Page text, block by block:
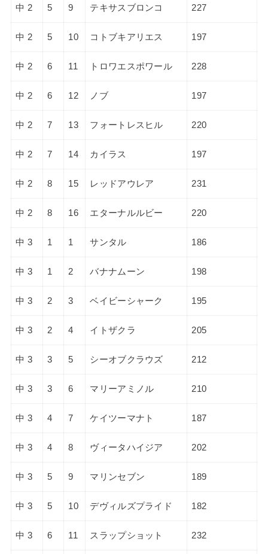
中 2 5 9 テキサスブロンコ 227
中 2 5 10 コトブキアリエス 197
中 2 6 11 トロワエスポワール 228
中 2 6 12 ノブ 197
中 2 7 13 フォートレスヒル 220
中 2 7 14 カイラス 197
中 2 8 15 レッドアウレア 231
中 2 8 16 エターナルルビー 220
中 3 1 1 サンタル 186
中 3 1 2 バナナムーン 198
中 3 2 3 ベイビーシャーク 195
中 3 2 4 イトザクラ 205
中 3 3 5 シーオブクラウズ 212
中 3 3 6 マリーアミノル 210
中 3 4 7 ケイツーマナト 187
中 3 4 8 ヴィータハイジア 202
中 3 5 9 マリンセブン 189
中 3 5 10 デヴィルズプライド 182
中 3 6 11 スラップショット 232